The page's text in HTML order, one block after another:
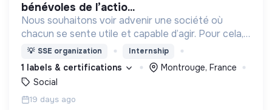
bénévoles de l’actio...
Nous souhaitons voir advenir une société où
chacun se sente utile et capable d’agir. Pour cela,
nous proposons des moyens et des lieux
d’engagement innovants et adaptés à tous.
💡 SSE organization Internship
1 labels & certifications
Montrouge, France
Social
19 days ago